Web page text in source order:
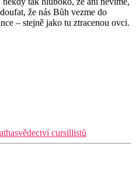
že nás Bůh vezme do
– stejně jako tu ztracenou ovci.
svědectví cursillistů